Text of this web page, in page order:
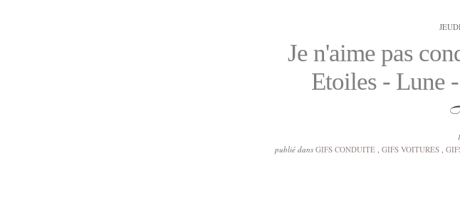
Je n'aime pas
Etoiles - Lune
publié dans GIFS CONDUITE, GIFS VOITURES,